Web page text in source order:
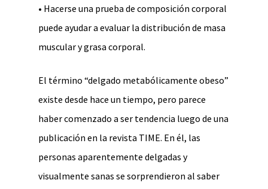
• Hacerse una prueba de composición corporal
puede ayudar a evaluar la distribución de masa
muscular y grasa corporal.
El término “delgado metabólicamente obeso”
existe desde hace un tiempo, pero parece
haber comenzado a ser tendencia luego de una
publicación en la revista TIME. En él, las
personas aparentemente delgadas y
visualmente sanas se sorprendieron al saber